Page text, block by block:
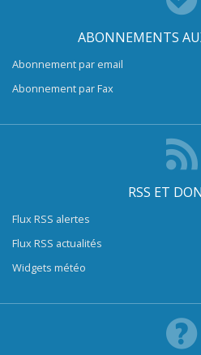
ABONNEMENTS
Abonnement par email
Abonnement par Fax
RSS ET
Flux RSS alertes
Flux RSS actualités
Widgets météo